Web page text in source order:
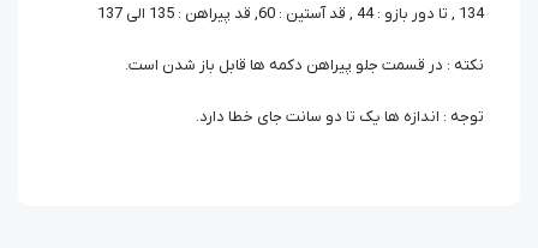
134 , تا دور بازو : 44 , قد آستین : 60, قد پیراهن : 135 الی 137
نکته : در قسمت جلو پیراهن دکمه ها قابل باز شدن است.
توجه : اندازه ها یک تا دو سانت جای خطا دارد.